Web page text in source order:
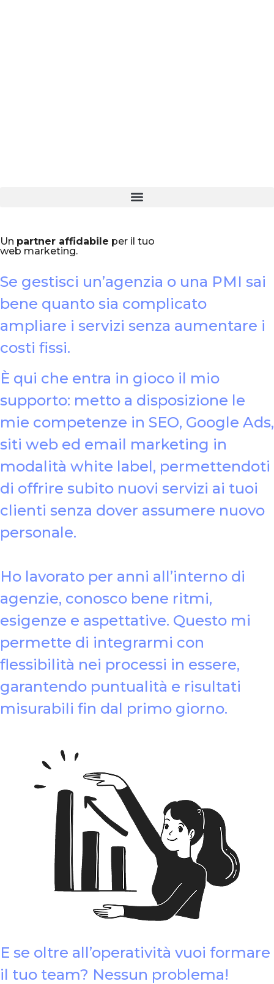
Un partner affidabile per il tuo
web marketing.
Se gestisci un’agenzia o una PMI sai
bene quanto sia complicato
ampliare i servizi senza aumentare i
costi fissi.
È qui che entra in gioco il mio
supporto: metto a disposizione le
mie competenze in SEO, Google Ads,
siti web ed email marketing in
modalità white label, permettendoti
di offrire subito nuovi servizi ai tuoi
clienti senza dover assumere nuovo
personale.
Ho lavorato per anni all’interno di
agenzie, conosco bene ritmi,
esigenze e aspettative. Questo mi
permette di integrarmi con
flessibilità nei processi in essere,
garantendo puntualità e risultati
misurabili fin dal primo giorno.
E se oltre all’operatività vuoi formare
il tuo team? Nessun problema!